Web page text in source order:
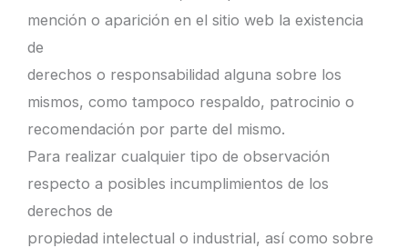
mención o aparición en el sitio web la existencia
de
derechos o responsabilidad alguna sobre los
mismos, como tampoco respaldo, patrocinio o
recomendación por parte del mismo.
Para realizar cualquier tipo de observación
respecto a posibles incumplimientos de los
derechos de
propiedad intelectual o industrial, así como sobre